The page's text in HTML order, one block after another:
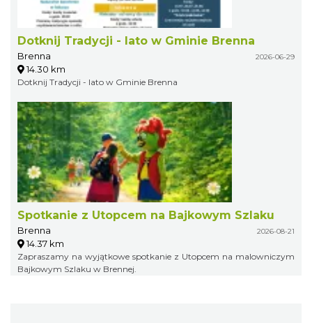
Dotknij Tradycji - lato w Gminie Brenna
Brenna 2026-06-29
14.30 km
Dotknij Tradycji - lato w Gminie Brenna
Spotkanie z Utopcem na Bajkowym Szlaku
Brenna 2026-08-21
14.37 km
Zapraszamy na wyjątkowe spotkanie z Utopcem na malowniczym
Bajkowym Szlaku w Brennej.